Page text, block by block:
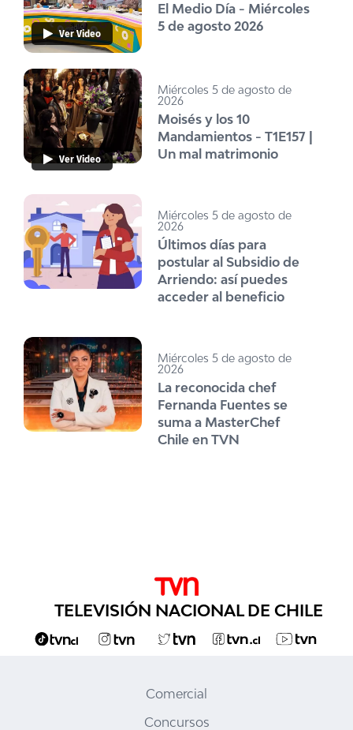
Ver Video
El Medio Día - Miércoles
5 de agosto 2026
Ver Video
Miércoles 5 de agosto de
2026
Moisés y los 10
Mandamientos - T1E157 |
Un mal matrimonio
Miércoles 5 de agosto de
2026
Últimos días para
postular al Subsidio de
Arriendo: así puedes
acceder al beneficio
Miércoles 5 de agosto de
2026
La reconocida chef
Fernanda Fuentes se
suma a MasterChef
Chile en TVN
TELEVISIÓN NACIONAL DE CHILE
Comercial
Concursos